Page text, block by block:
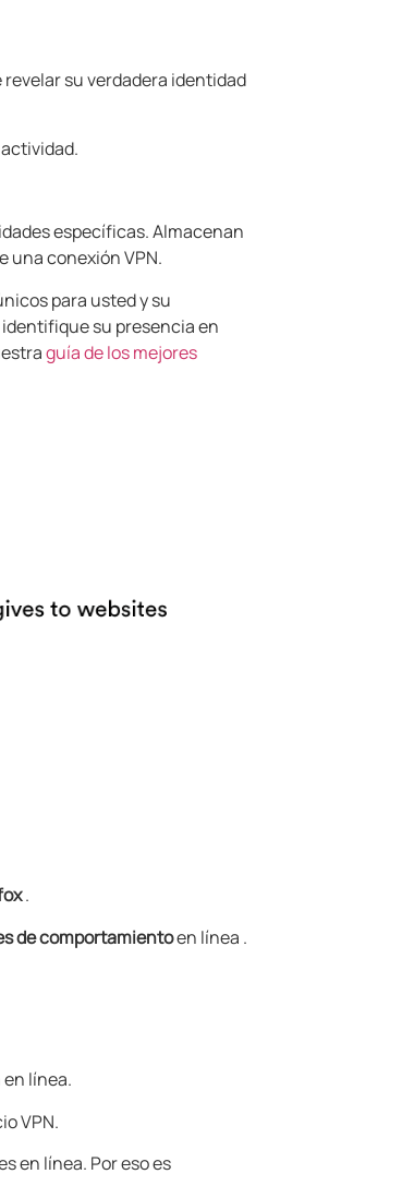
su verdadera identidad
específicas. Almacenan
una conexión VPN.
para usted y su
su presencia en
guía de los mejores
.
de comportamientoen línea .
línea.
VPN.
en línea. Por eso es